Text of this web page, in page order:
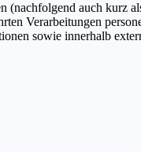
auch kurz
Verarbeitungen
sowie innerhalb